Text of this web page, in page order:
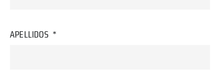
APELLIDOS